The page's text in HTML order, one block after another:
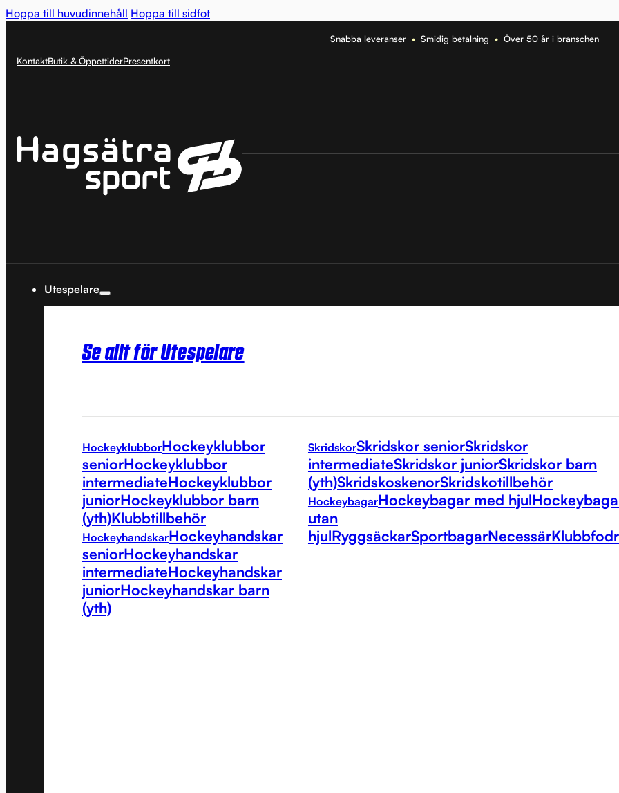
Hoppa till huvudinnehåll Hoppa till sidfot
Snabba leveranser •Smidig betalning •Över 50 år i branschen
KontaktButik & ÖppettiderPresentkort
Utespelare
Se allt för Utespelare
HockeyklubborHockeyklubbor
seniorHockeyklubbor
intermediateHockeyklubbor
juniorHockeyklubbor barn
(yth)Klubbtillbehör
HockeyhandskarHockeyhandskar
seniorHockeyhandskar
intermediateHockeyhandskar
juniorHockeyhandskar barn
(yth)
SkridskorSkridskor seniorSkridskor
intermediateSkridskor juniorSkridskor barn
(yth)SkridskoskenorSkridskotillbehör
HockeybagarHockeybagar med hjul
utan
hjulRyggsäckarSportbagarNecessär